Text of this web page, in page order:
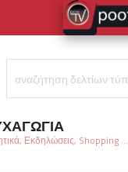
Εκδηλώσεις, Shopping ...